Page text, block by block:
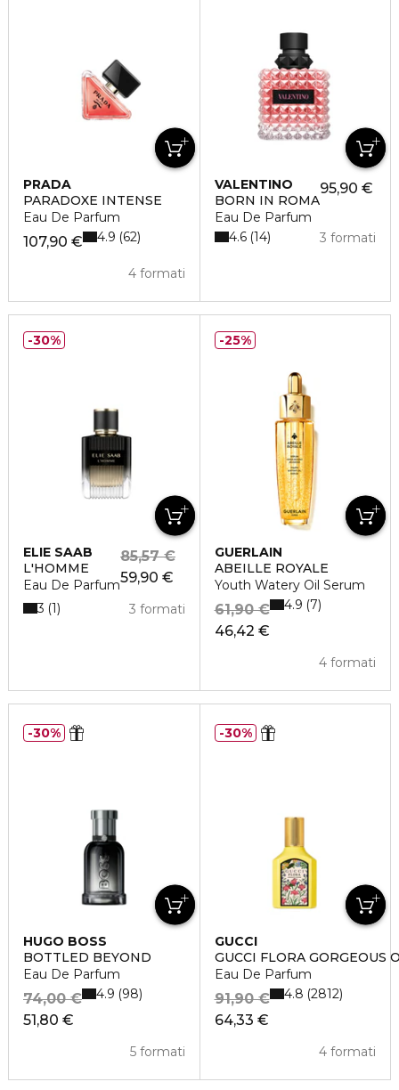
PRADA
PARADOXE INTENSE
Eau De Parfum
107,90 €
4 formati
4.9 62
VALENTINO
BORN IN ROMA
Eau De Parfum
95,90 €
3 formati
4.6 14
ELIE SAAB
L'HOMME
Eau De Parfum59,90 €
85,57 €
3 formati
3 1
30%
GUERLAIN
ABEILLE ROYALE
Youth Watery Oil Serum
46,42 €
61,90 €
4 formati
4.9 7
25%
HUGO BOSS
BOTTLED BEYOND
Eau De Parfum
51,80 €
74,00 €
5 formati
4.9 98
30%
GUCCI
GUCCI FLORA GORGEOUS
Eau De Parfum
64,33 €
91,90 €
4 formati
4.8 2812
30%